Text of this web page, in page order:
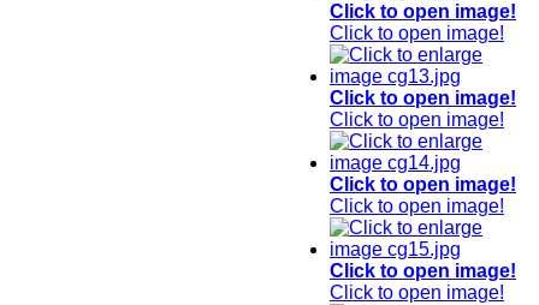
Click to open image!
Click to open image!
Click to open image!
Click to open image!
Click to open image!
Click to open image!
Click to open image!
Click to open image!